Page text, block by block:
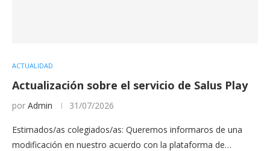
ACTUALIDAD
Actualización sobre el servicio de Salus Play
por Admin 31/07/2026
Estimados/as colegiados/as: Queremos informaros de una
modificación en nuestro acuerdo con la plataforma de…